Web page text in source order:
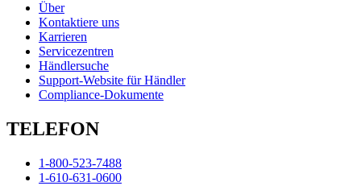
Über
Kontaktiere uns
Karrieren
Servicezentren
Händlersuche
Support-Website für Händler
Compliance-Dokumente
TELEFON
1-800-523-7488
1-610-631-0600